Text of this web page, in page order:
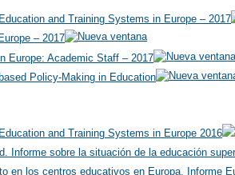
and Training Systems in Europe – 2017
– 2017
Europe: Academic Staff – 2017
Policy-Making in Education
and Training Systems in Europe 2016
Informe sobre la situación de la educación
en los centros educativos en Europa. Informe